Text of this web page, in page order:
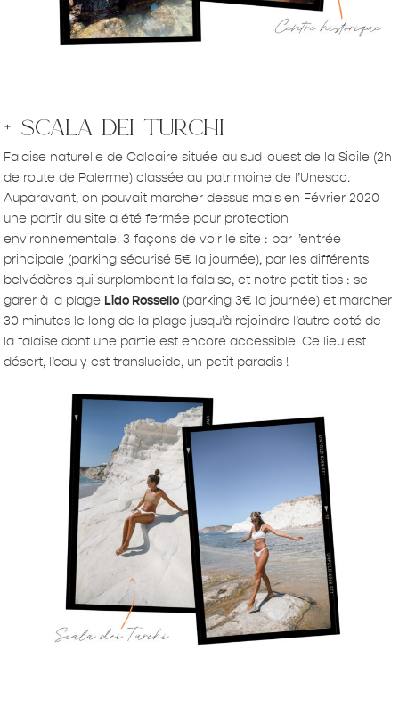
+ scala dei turchi
Falaise naturelle de Calcaire située au sud-ouest de la Sicile (2h
de route de Palerme) classée au patrimoine de l’Unesco.
Auparavant, on pouvait marcher dessus mais en Février 2020
une partir du site a été fermée pour protection
environnementale. 3 façons de voir le site : par l’entrée
principale (parking sécurisé 5€ la journée), par les différents
belvédères qui surplombent la falaise, et notre petit tips : se
garer à la plage Lido Rossello (parking 3€ la journée) et marcher
30 minutes le long de la plage jusqu’à rejoindre l’autre coté de
la falaise dont une partie est encore accessible. Ce lieu est
désert, l’eau y est translucide, un petit paradis !